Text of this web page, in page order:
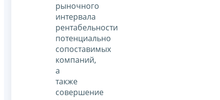
рыночного
интервала
рентабельности
потенциально
сопоставимых
компаний,
а
также
совершение